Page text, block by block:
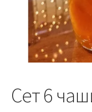
Услови за користење
Сет 6